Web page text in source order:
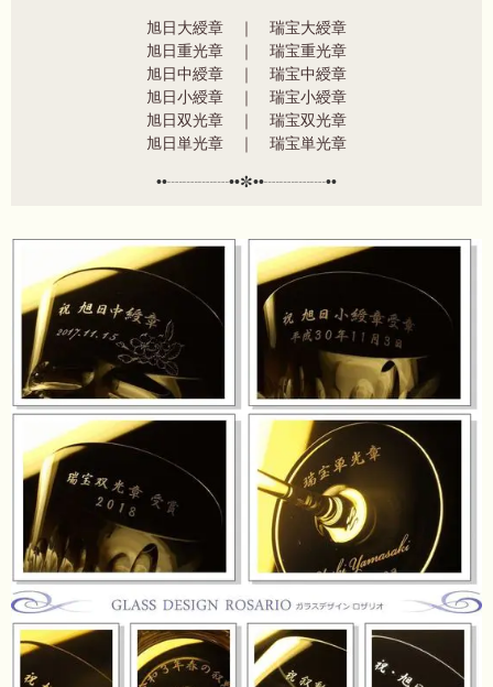
旭日大綬章 ｜ 瑞宝大綬章
旭日重光章 ｜ 瑞宝重光章
旭日 中綬章 ｜ 瑞宝中綬章
旭日小綬章 ｜ 瑞宝小綬章
旭日双光章 ｜ 瑞宝双光章
旭日単光章 ｜ 瑞宝単光章
••┈┈┈┈••✼••┈┈┈┈••